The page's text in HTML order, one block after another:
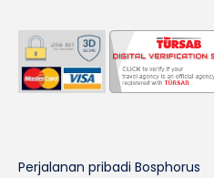
Perjalanan pribadi Bosphorus